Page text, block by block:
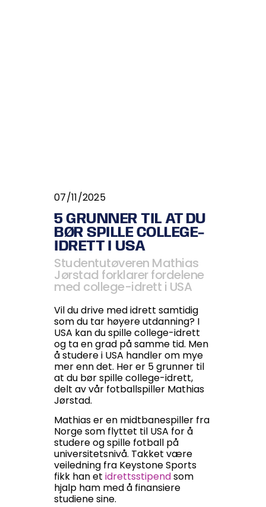
07/11/2025
5 GRUNNER TIL AT DU
BØR SPILLE COLLEGE-
IDRETT I USA
Studentutøveren Mathias
Jørstad forklarer fordelene
med college-idrett i USA
Vil du drive med idrett samtidig
som du tar høyere utdanning? I
USA kan du spille college-idrett
og ta en grad på samme tid. Men
å studere i USA handler om mye
mer enn det. Her er 5 grunner til
at du bør spille college-idrett,
delt av vår fotballspiller Mathias
Jørstad.
Mathias er en midtbanespiller fra
Norge som flyttet til USA for å
studere og spille fotball på
universitetsnivå. Takket være
veiledning fra Keystone Sports
fikk han et idrettsstipendsom
hjalp ham med å finansiere
studiene sine.